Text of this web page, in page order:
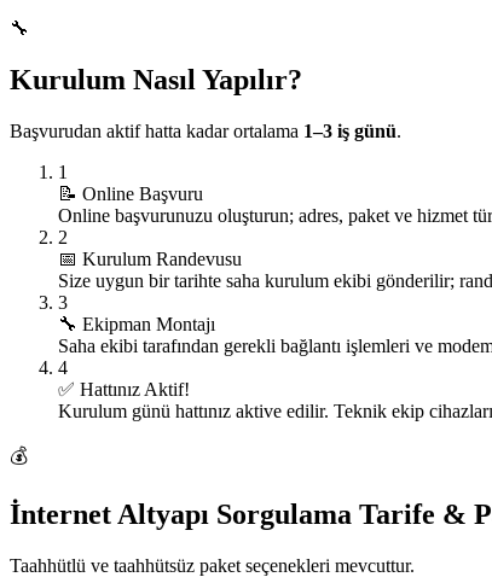
🔧
Kurulum Nasıl Yapılır?
Başvurudan aktif hatta kadar ortalama 1–3 iş günü.
1
📝 Online Başvuru
Online başvurunuzu oluşturun; adres, paket ve hizmet
2
📅 Kurulum Randevusu
Size uygun bir tarihte saha kurulum ekibi gönderilir;
3
🔧 Ekipman Montajı
Saha ekibi tarafından gerekli bağlantı işlemleri ve
4
✅ Hattınız Aktif!
Kurulum günü hattınız aktive edilir. Teknik ekip cihazları
💰
İnternet Altyapı Sorgulama Tarife &
Taahhütlü ve taahhütsüz paket seçenekleri mevcuttur.